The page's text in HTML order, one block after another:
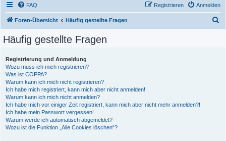
FAQ Anmelden
Registrieren
Foren-Übersicht Häufig gestellte Fragen
Häufig gestellte Fragen
Registrierung und Anmeldung
Wozu muss ich mich registrieren?
Was ist COPPA?
Warum kann ich mich nicht registrieren?
Ich habe mich registriert, kann mich aber nicht anmelden!
Warum kann ich mich nicht anmelden?
Ich habe mich vor einiger Zeit registriert, kann mich aber nicht mehr anmelden?!
Ich habe mein Passwort vergessen!
Warum werde ich automatisch abgemeldet?
Wozu ist die Funktion „Alle Cookies löschen“?